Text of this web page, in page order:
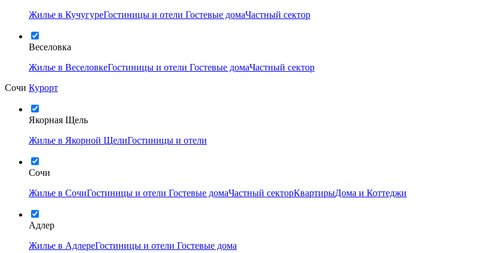
Жилье в КучугуреГостиницы и отели Гостевые домаЧастный сектор
Веселовка
Жилье в ВеселовкеГостиницы и отели Гостевые домаЧастный сектор
Сочи Курорт
Якорная Щель
Жилье в Якорной ЩелиГостиницы и отели
Сочи
Жилье в СочиГостиницы и отели Гостевые домаЧастный секторКвартирыДома и Коттеджи
Адлер
Жилье в АдлереГостиницы и отели Гостевые дома